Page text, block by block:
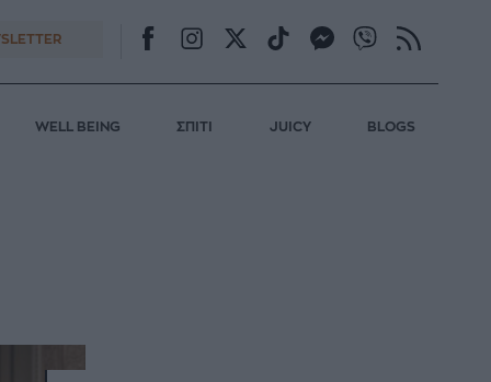
WELL BEING ΣΠΙΤΙ JUICY BLOGS